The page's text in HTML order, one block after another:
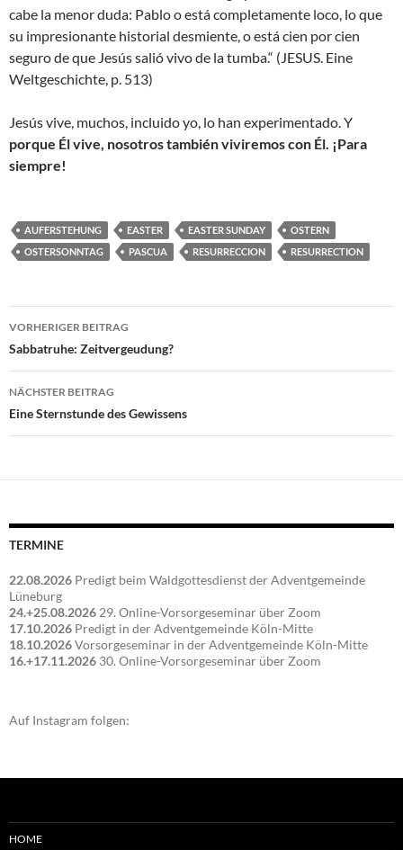
cabe la menor duda: Pablo o está completamente loco, lo que
su impresionante historial desmiente, o está cien por cien
seguro de que Jesús salió vivo de la tumba.“ (JESUS. Eine
Weltgeschichte, p. 513)
Jesús vive, muchos, incluido yo, lo han experimentado. Y
porque Él vive, nosotros también viviremos con Él. ¡Para
siempre!
AUFERSTEHUNG EASTER EASTER SUNDAY
OSTERN
OSTERSONNTAG
PASCUA RESURRECCION RESURRECTION
Beitragsnavigation
VORHERIGER BEITRAG
Sabbatruhe: Zeitvergeudung?
NÄCHSTER BEITRAG
Eine Sternstunde des Gewissens
TERMINE
22.08.2026 Predigt beim Waldgottesdienst der Adventgemeinde
Lüneburg
24.+25.08.202629. Online-Vorsorgeseminar über Zoom
17.10.2026 Predigt in der Adventgemeinde Köln-Mitte
18.10.2026Vorsorgeseminar in der Adventgemeinde Köln-Mitte
16.+17.11.2026 30. Online-Vorsorgeseminar über Zoom
Auf Instagram folgen:
HOME